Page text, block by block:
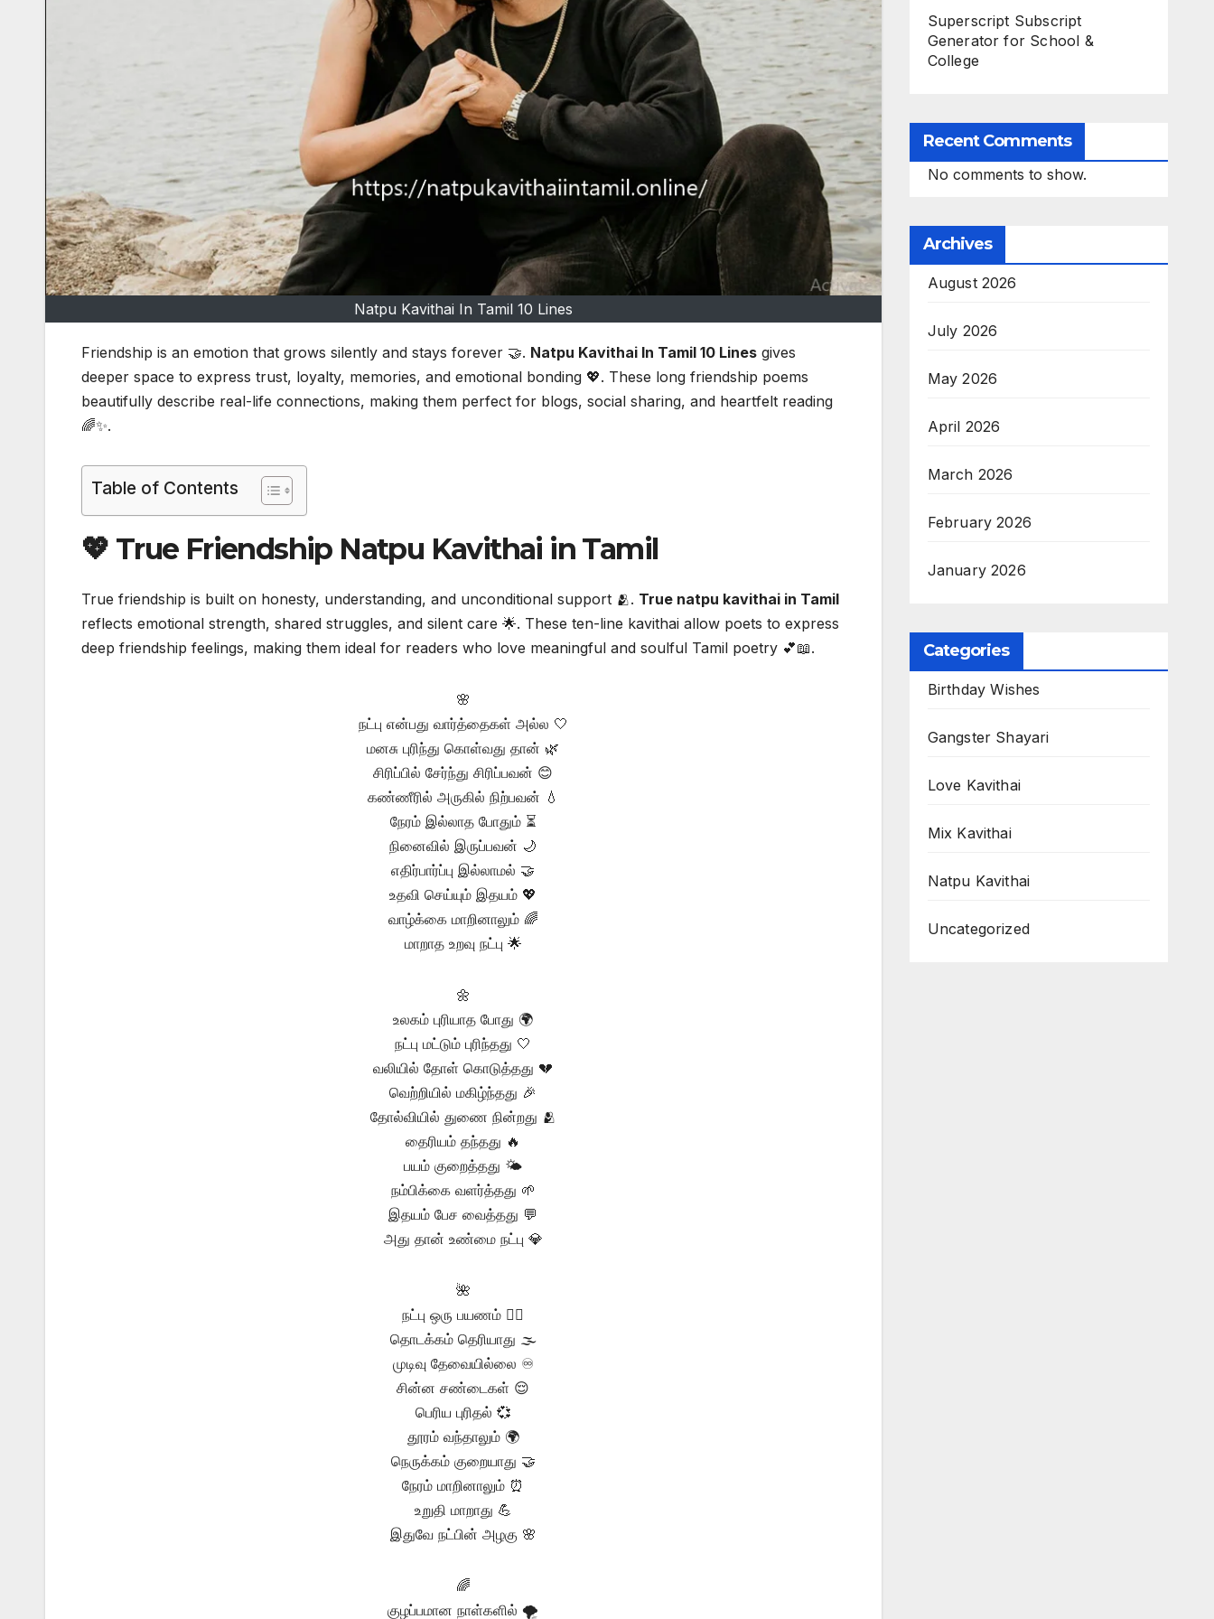
Natpu Kavithai In Tamil 10 Lines
Friendship is an emotion that grows silently and stays forever 🤝. Natpu Kavithai In Tamil 10 Lines gives
deeper space to express trust, loyalty, memories, and emotional bonding 💖. These long friendship poems
beautifully describe real-life connections, making them perfect for blogs, social sharing, and heartfelt reading
🌈✨.
Table of Contents
💖 True Friendship Natpu Kavithai in Tamil
True friendship is built on honesty, understanding, and unconditional support 🫂. True natpu kavithai in Tamil
reflects emotional strength, shared struggles, and silent care 🌟. These ten-line kavithai allow poets to express
deep friendship feelings, making them ideal for readers who love meaningful and soulful Tamil poetry 💕📖.
🌸
நட்பு என்பது வார்த்தைகள் அல்ல 🤍
மனசு புரிந்து கொள்வது தான் 🌿
சிரிப்பில் சேர்ந்து சிரிப்பவன் 😊
கண்ணீரில் அருகில் நிற்பவன் 💧
நேரம் இல்லாத போதும் ⏳
நினைவில் இருப்பவன் 🌙
எதிர்பார்ப்பு இல்லாமல் 🤝
உதவி செய்யும் இதயம் 💖
வாழ்க்கை மாறினாலும் 🌈
மாறாத உறவு நட்பு 🌟
🌼
உலகம் புரியாத போது 🌍
நட்பு மட்டும் புரிந்தது 🤍
வலியில் தோள் கொடுத்தது 💔
வெற்றியில் மகிழ்ந்தது 🎉
தோல்வியில் துணை நின்றது 🫂
தைரியம் தந்தது 🔥
பயம் குறைத்தது 🌤️
நம்பிக்கை வளர்த்தது 🌱
இதயம் பேச வைத்தது 💬
அது தான் உண்மை நட்பு 💎
🌺
நட்பு ஒரு பயணம் 🚶‍♂️
தொடக்கம் தெரியாது 🌫️
முடிவு தேவையில்லை ♾️
சின்ன சண்டைகள் 😌
பெரிய புரிதல் 💞
தூரம் வந்தாலும் 🌍
நெருக்கம் குறையாது 🤝
நேரம் மாறினாலும் ⏰
உறுதி மாறாது 💪
இதுவே நட்பின் அழகு 🌸
🌈
குழப்பமான நாள்களில் 🌪️
Superscript Subscript
Generator for School &
College
Recent Comments
No comments to show.
Archives
August 2026
July 2026
May 2026
April 2026
March 2026
February 2026
January 2026
Categories
Birthday Wishes
Gangster Shayari
Love Kavithai
Mix Kavithai
Natpu Kavithai
Uncategorized